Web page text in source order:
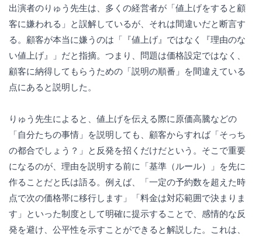
出演者のりゅう先生は、多くの経営者が「値上げをすると顧
客に嫌われる」と誤解しているが、それは間違いだと断言す
る。顧客が本当に嫌うのは「『値上げ』ではなく『理由のな
い値上げ』」だと指摘。つまり、問題は価格設定ではなく、
顧客に納得してもらうための「説明の順番」を間違えている
点にあると説明した。
りゅう先生によると、値上げを伝える際に原価高騰などの
「自分たちの事情」を説明しても、顧客からすれば「そっち
の都合でしょう？」と反発を招くだけだという。そこで重要
になるのが、理由を説明する前に「基準（ルール）」を先に
作ることだと氏は語る。例えば、「一定の予約数を超えた時
点で次の価格帯に移行します」「料金は対応範囲で決まりま
す」といった制度として明確に提示することで、感情的な反
発を避け、公平性を示すことができると解説した。これは、